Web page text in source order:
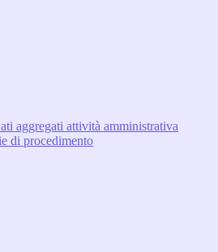
aggregati attività amministrativa
di procedimento